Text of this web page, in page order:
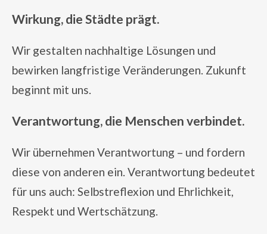
Wirkung, die Städte prägt.
Wir gestalten nachhaltige Lösungen und
bewirken langfristige Veränderungen. Zukunft
beginnt mit uns.
Verantwortung, die Menschen verbindet.
Wir übernehmen Verantwortung – und fordern
diese von anderen ein. Verantwortung bedeutet
für uns auch: Selbstreflexion und Ehrlichkeit,
Respekt und Wertschätzung.